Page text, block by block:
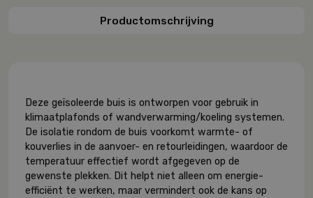
Productomschrijving
Deze geïsoleerde buis is ontworpen voor gebruik in
klimaatplafonds of wandverwarming/koeling systemen.
De isolatie rondom de buis voorkomt warmte- of
kouverlies in de aanvoer- en retourleidingen, waardoor de
temperatuur effectief wordt afgegeven op de
gewenste plekken. Dit helpt niet alleen om energie-
efficiënt te werken, maar vermindert ook de kans op